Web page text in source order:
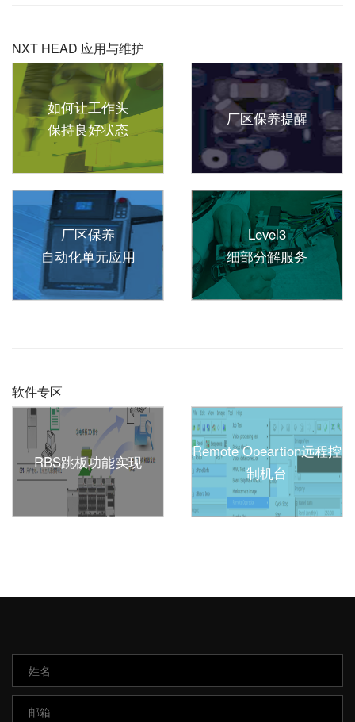
NXT HEAD 应用与维护
如何让工作头
保持良好状态
厂区保养提醒
厂区保养
自动化单元应用
Level3
细部分解服务
软件专区
RBS跳板功能实现
Remote Opeartion远程控
制机台